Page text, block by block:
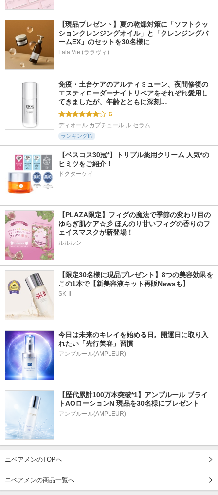
【現品プレゼント】夏の乾燥対策に「ソフトクッ
ションクレンジングオイル」と「クレンジングバ
ームEX」のセットを30名様に
Lala Vie (ララヴィ)
免疫・土台ケアのアルティミューン、夜間修復の
エスティローダーナイトリペアをそれぞれ愛用し
てきましたが、年齢とともに深刻…
6
ディオール カプチュール ル セラム
ランキングIN
【ベスコス30冠*】トリプル薬用クリーム 人気*の
ヒミツをご紹介！
ドクターケイ
【PLAZA限定】フィグの魔法で季節の変わり目の
ゆらぎ肌ケア☆彡 ほんのり甘いフィグの香りのフ
ェイスマスクが新登場！
ルルルン
【限定30名様に現品プレゼント】8つの美容効果を
この1本で【新美容液キット再販Newsも】
SK-II
今日は未来のキレイを始める日。開運日に取り入
れたい「先行美容」習慣
アンプルール(AMPLEUR)
【歴代累計100万本突破*1】アンプルール ブライ
トAOローションN 現品を30名様にプレゼント
アンプルール(AMPLEUR)
ニベアメンのTOPへ
ニベアメンの商品一覧へ